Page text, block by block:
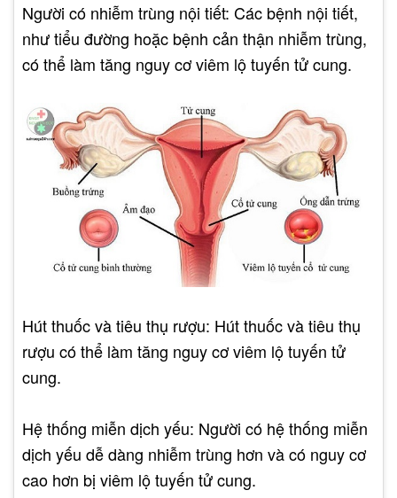
Người có nhiễm trùng nội tiết: Các bệnh nội tiết,
như tiểu đường hoặc bệnh cản thận nhiễm trùng,
có thể làm tăng nguy cơ viêm lộ tuyến tử cung.
Hút thuốc và tiêu thụ rượu: Hút thuốc và tiêu thụ
rượu có thể làm tăng nguy cơ viêm lộ tuyến tử
cung.
Hệ thống miễn dịch yếu: Người có hệ thống miễn
dịch yếu dễ dàng nhiễm trùng hơn và có nguy cơ
cao hơn bị viêm lộ tuyến tử cung.